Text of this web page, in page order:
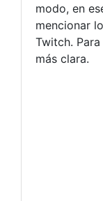
modo, en
mencionar
Twitch.
más clara.